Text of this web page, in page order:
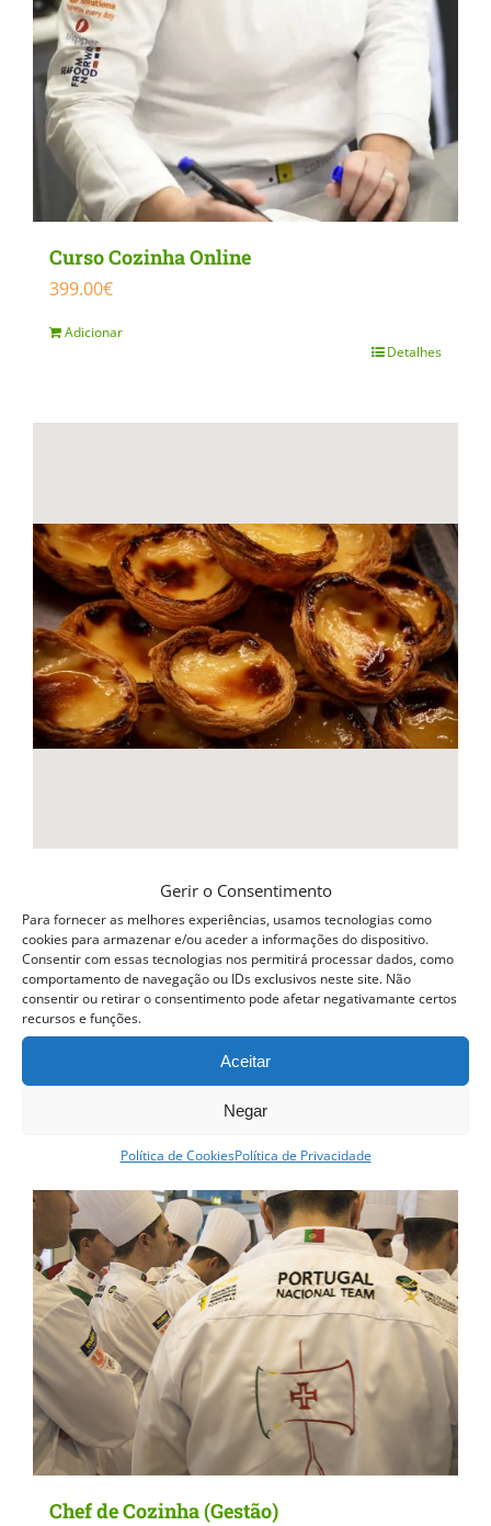
Gerir o Consentimento
Para fornecer as melhores experiências, usamos tecnologias como
cookies para armazenar e/ou aceder a informações do dispositivo.
Consentir com essas tecnologias nos permitirá processar dados, como
comportamento de navegação ou IDs exclusivos neste site. Não
consentir ou retirar o consentimento pode afetar negativamante certos
recursos e funções.
Aceitar
Negar
Política de CookiesPolítica de Privacidade
Curso Cozinha Online
399.00€
Adicionar
Detalhes
Curso Pasteis de Nata
49.00€
Adicionar
Detalhes
Curso esgotado
Chef de Cozinha (Gestão)